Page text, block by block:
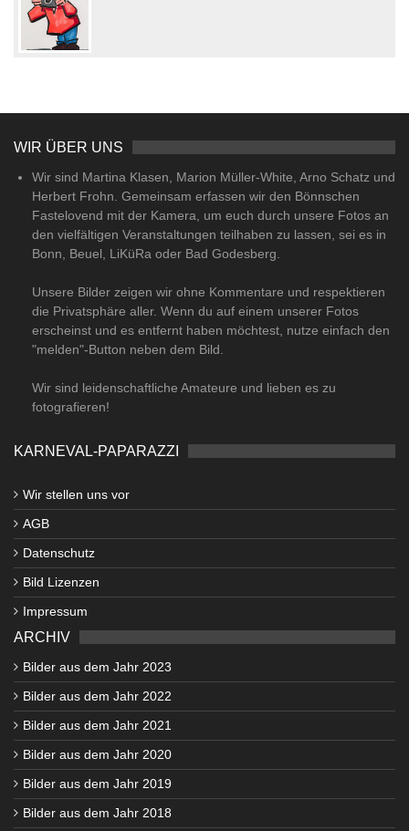
WIR ÜBER UNS
Wir sind Martina Klasen, Marion Müller-White, Arno Schatz und
Herbert Frohn. Gemeinsam erfassen wir den Bönnschen
Fastelovend mit der Kamera, um euch durch unsere Fotos an
den vielfältigen Veranstaltungen teilhaben zu lassen, sei es in
Bonn, Beuel, LiKüRa oder Bad Godesberg.
Unsere Bilder zeigen wir ohne Kommentare und respektieren
die Privatsphäre aller. Wenn du auf einem unserer Fotos
erscheinst und es entfernt haben möchtest, nutze einfach den
"melden"-Button neben dem Bild.
Wir sind leidenschaftliche Amateure und lieben es zu
fotografieren!
KARNEVAL-PAPARAZZI
Wir stellen uns vor
AGB
Datenschutz
Bild Lizenzen
Impressum
ARCHIV
Bilder aus dem Jahr 2023
Bilder aus dem Jahr 2022
Bilder aus dem Jahr 2021
Bilder aus dem Jahr 2020
Bilder aus dem Jahr 2019
Bilder aus dem Jahr 2018